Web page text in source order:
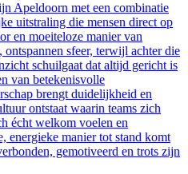
Apeldoorn met een combinatie
uitstraling die mensen direct op
en moeiteloze manier van
ontspannen sfeer, terwijl achter die
schuilgaat dat altijd gericht is
van betekenisvolle
brengt duidelijkheid en
ontstaat waarin teams zich
écht welkom voelen en
energieke manier tot stand komt
gemotiveerd en trots zijn